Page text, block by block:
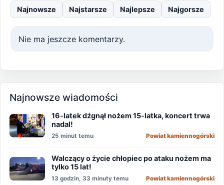
Najnowsze Najstarsze Najlepsze Najgorsze
Nie ma jeszcze komentarzy.
Najnowsze wiadomości
16-latek dźgnął nożem 15-latka, koncert trwa
nadal!
25 minut temu Powiat kamiennogórski
Walczący o życie chłopiec po ataku nożem ma
tylko 15 lat!
13 godzin, 33 minuty temu Powiat kamiennogórski